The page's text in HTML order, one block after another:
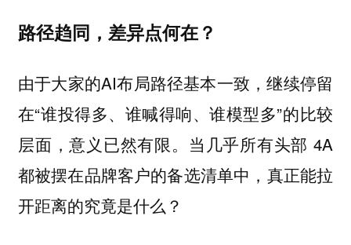
路径趋同，差异点何在？
由于大家的AI布局路径基本一致，继续停留
在“谁投得多、谁喊得响、谁模型多”的比较
层面，意义已然有限。当几乎所有头部 4A
都被摆在品牌客户的备选清单中，真正能拉
开距离的究竟是什么？